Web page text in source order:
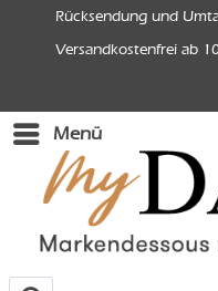
Rücksendung und
Versandkostenfrei ab
Menü